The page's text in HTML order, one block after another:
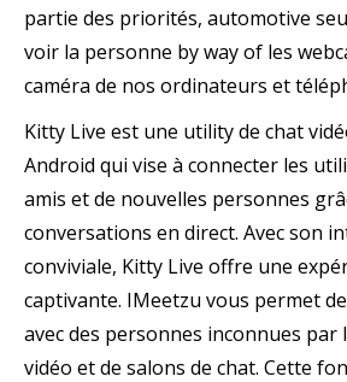
partie des priorités, automotive
voir la personne by way of les
caméra de nos ordinateurs et
Kitty Live est une utility de chat
Android qui vise à connecter les
amis et de nouvelles personnes
conversations en direct. Avec son
conviviale, Kitty Live offre une
captivante. IMeetzu vous permet
avec des personnes inconnues par
vidéo et de salons de chat. Cette